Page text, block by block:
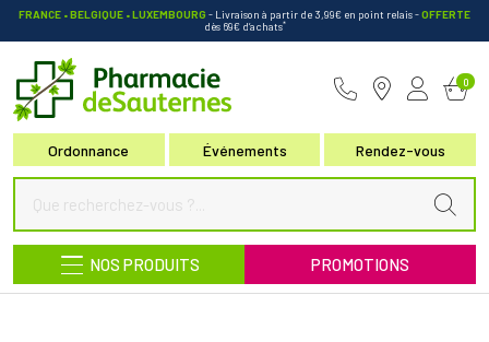
FRANCE • BELGIQUE • LUXEMBOURG - Livraison à partir de 3,99€ en point relais-OFFERTE
dès 69€ d’achats*
Ordonnance Événements Rendez-vous
0
NOS PRODUITS PROMOTIONS